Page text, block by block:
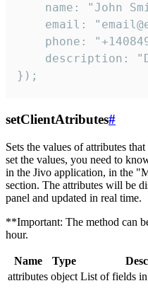
name: "John
email:
phone:
description:
});
setClientAtributes#
Sets the values ​​of attributes
set the values, you need to
in the Jivo application, in the
section. The attributes will be
panel and updated in real time.
**Important: The method can
hour.
Name Type
attributes object List of fields